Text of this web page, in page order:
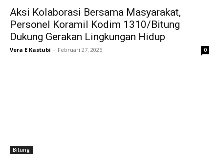
Aksi Kolaborasi Bersama Masyarakat,
Personel Koramil Kodim 1310/Bitung
Dukung Gerakan Lingkungan Hidup
Vera E Kastubi - Februari 27, 2026 0
Bitung